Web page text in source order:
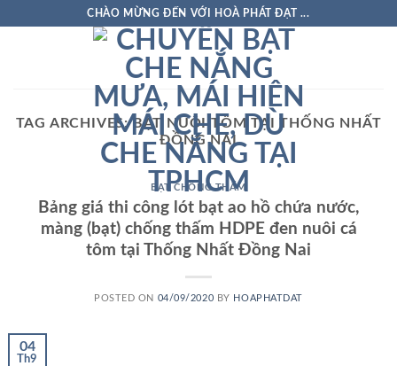
CHÀO MỪNG ĐẾN VỚI HOÀ PHÁT ĐẠT ...
TAG ARCHIVES:BẠT NUÔI TÔM TẠI THỐNG NHẤT
ĐỒNG NAI
BẠT CHỐNG THẤM
Bảng giá thi công lót bạt ao hồ chứa nước,
màng (bạt) chống thấm HDPE đen nuôi cá
tôm tại Thống Nhất Đồng Nai
POSTED ON 04/09/2020 BY HOAPHATDAT
04
Th9